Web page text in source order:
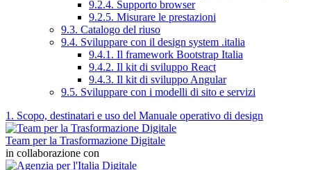
9.2.4. Supporto browser
9.2.5. Misurare le prestazioni
9.3. Catalogo del riuso
9.4. Sviluppare con il design system .italia
9.4.1. Il framework Bootstrap Italia
9.4.2. Il kit di sviluppo React
9.4.3. Il kit di sviluppo Angular
9.5. Sviluppare con i modelli di sito e servizi
1. Scopo, destinatari e uso del Manuale operativo di design
Team per la Trasformazione Digitale
in collaborazione con